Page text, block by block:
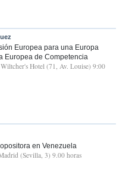
Europea para una Europa
Europea de Competencia
Hotel (71, Av. Louise) 9:00
en Venezuela
(Sevilla, 3) 9.00 horas